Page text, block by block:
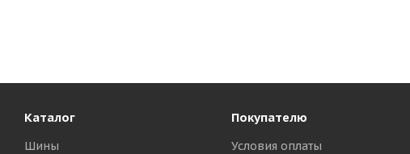
Каталог
Шины
Покупателю
Условия оплаты